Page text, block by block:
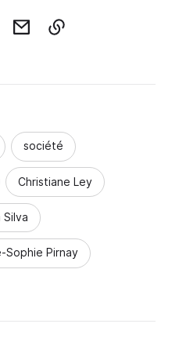
société
Christiane Ley
Silva
Sophie Pirnay